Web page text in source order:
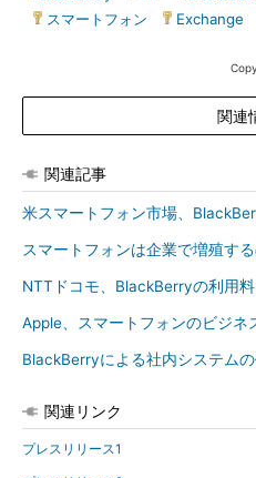
スマートフォン Exchange
関連
関連記事
米スマートフォン市場、
スマートフォンは企業で増殖す
NTTドコモ、BlackBerryの利用
Apple、スマートフォンのビジ
BlackBerryによる社内システム
関連リンク
プレスリリース1